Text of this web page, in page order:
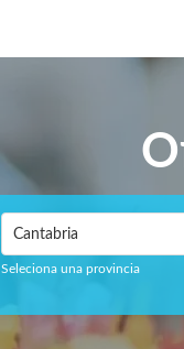
Cantabria
Seleciona una provincia